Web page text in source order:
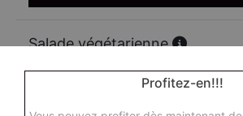
Salade végétarienne
8.90 €
Profitez-en!!!